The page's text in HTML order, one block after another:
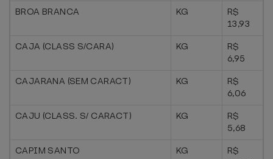
BROA BRANCA KG
R$
13,93
CAJA (CLASS S/CARA)
KG
R$
6,95
CAJARANA (SEM CARACT)
KG
R$
6,06
CAJU (CLASS. S/ CARACT)
KG
R$
5,68
CAPIM SANTO
KG
R$